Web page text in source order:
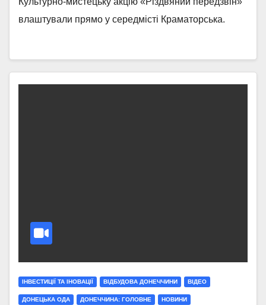
влаштували прямо у середмісті Краматорська.
ІНВЕСТИЦІЇ ТА ІНОВАЦІЇ ВІДБУДОВА ДОНЕЧЧИНИ ВІДЕО
ДОНЕЦЬКА ОДА ДОНЕЧЧИНА: ГОЛОВНЕ НОВИНИ